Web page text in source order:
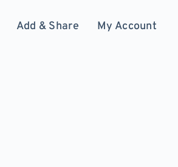
Add & Share My Account